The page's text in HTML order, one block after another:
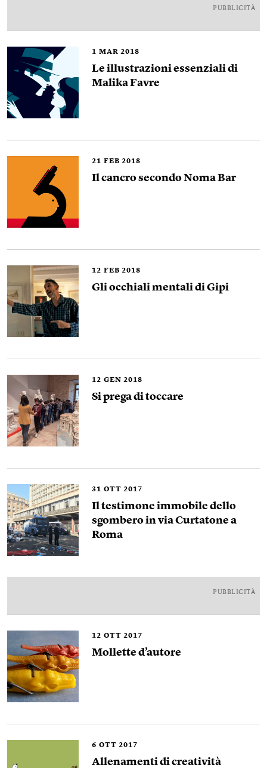
PUBBLICITÀ
1 MAR 2018
Le illustrazioni essenziali di
Malika Favre
21 FEB 2018
Il cancro secondo Noma Bar
12 FEB 2018
Gli occhiali mentali di Gipi
12 GEN 2018
Si prega di toccare
31 OTT 2017
Il testimone immobile dello
sgombero in via Curtatone a
Roma
PUBBLICITÀ
12 OTT 2017
Mollette d’autore
6 OTT 2017
Allenamenti di creatività